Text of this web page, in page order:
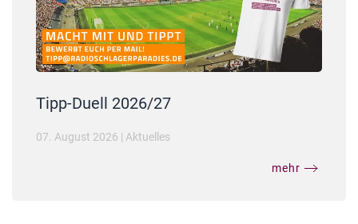
Tipp-Duell 2026/27
07. August 2026 | Aktuelles
mehr